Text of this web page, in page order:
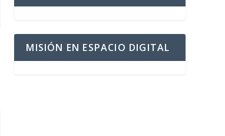
MISIÓN EN ESPACIO DIGITAL